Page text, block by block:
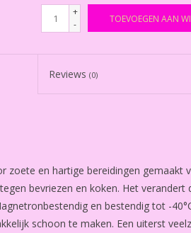
+
-
TOEVOEGEN AAN
Reviews(0)
zoete en hartige bereidingen gemaakt
bevriezen en koken. Het verandert
en bestendig tot -
schoon te maken. Een uiterst